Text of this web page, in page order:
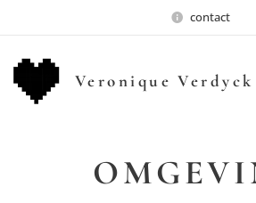
contact
Veronique Verdyck